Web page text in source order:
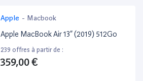
Apple - Macbook
Apple MacBook Air 13” (2019) 512Go
239 offres à partir de :
359,00 €